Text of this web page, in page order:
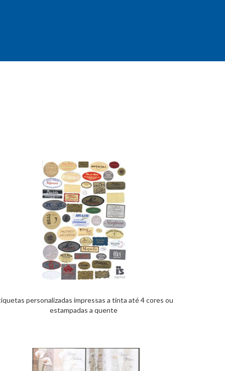
personalizadas impressas a tinta até 4 cores ou
estampadas a quente